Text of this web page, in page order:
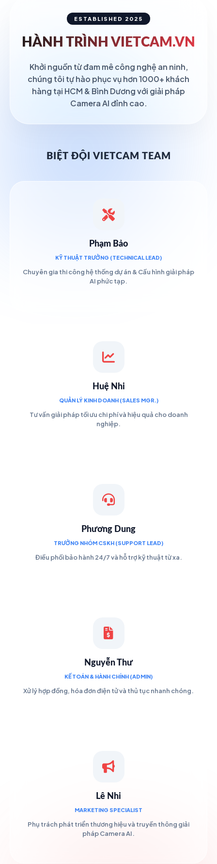
ESTABLISHED 2025
HÀNH TRÌNH VIETCAM.VN
Khởi nguồn từ đam mê công nghệ an ninh,
chúng tôi tự hào phục vụ hơn 1000+ khách
hàng tại HCM & Bình Dương với giải pháp
Camera AI đỉnh cao.
BIỆT ĐỘI VIETCAM TEAM
Phạm Bảo
KỸ THUẬT TRƯỞNG (TECHNICAL LEAD)
Chuyên gia thi công hệ thống dự án & Cấu hình giải pháp
AI phức tạp.
Huệ Nhi
QUẢN LÝ KINH DOANH (SALES MGR.)
Tư vấn giải pháp tối ưu chi phí và hiệu quả cho doanh
nghiệp.
Phương Dung
TRƯỞNG NHÓM CSKH (SUPPORT LEAD)
Điều phối bảo hành 24/7 và hỗ trợ kỹ thuật từ xa.
Nguyễn Thư
KẾ TOÁN & HÀNH CHÍNH (ADMIN)
Xử lý hợp đồng, hóa đơn điện tử và thủ tục nhanh chóng.
Lê Nhi
MARKETING SPECIALIST
Phụ trách phát triển thương hiệu và truyền thông giải
pháp Camera AI.